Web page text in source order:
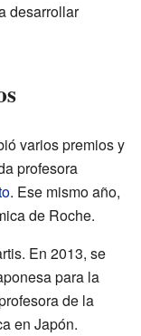
desarrollar
varios premios y
profesora
. Ese mismo año,
de Roche.
En 2013, se
para la
de la
en Japón.